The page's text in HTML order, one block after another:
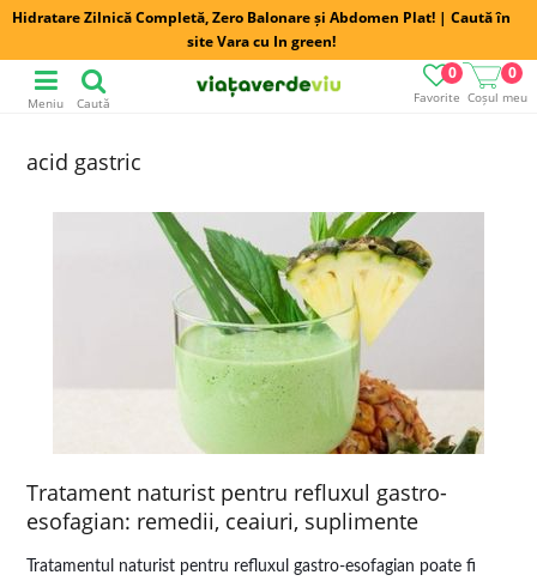
Hidratare Zilnică Completă, Zero Balonare și Abdomen Plat! | Caută în
site Vara cu In green!
Favorite
0
Coșul meu
0
Meniu Caută
acid gastric
Tratament naturist pentru refluxul gastro-
esofagian: remedii, ceaiuri, suplimente
Tratamentul naturist pentru refluxul gastro-esofagian poate fi